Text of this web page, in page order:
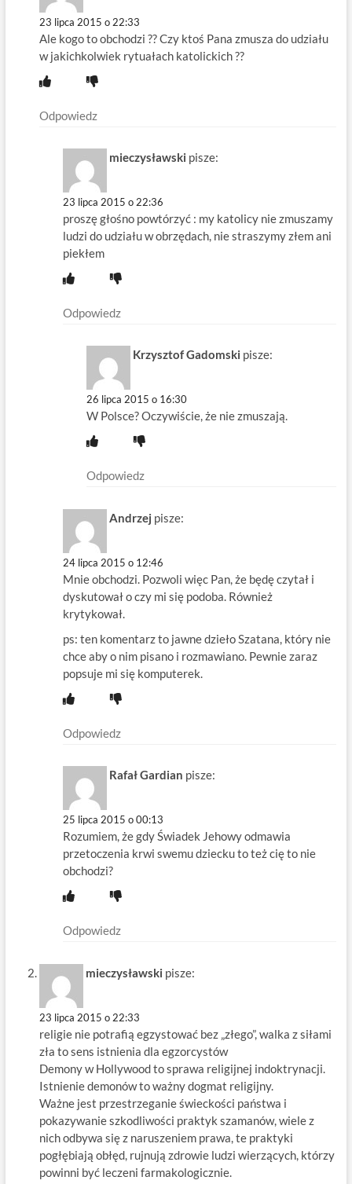
23 lipca 2015 o 22:33
Ale kogo to obchodzi ?? Czy ktoś Pana zmusza do udziału
w jakichkolwiek rytuałach katolickich ??
Odpowiedz
mieczysławski pisze:
23 lipca 2015 o 22:36
proszę głośno powtórzyć : my katolicy nie zmuszamy
ludzi do udziału w obrzędach, nie straszymy złem ani
piekłem
Odpowiedz
Krzysztof Gadomski pisze:
26 lipca 2015 o 16:30
W Polsce? Oczywiście, że nie zmuszają.
Odpowiedz
Andrzej pisze:
24 lipca 2015 o 12:46
Mnie obchodzi. Pozwoli więc Pan, że będę czytał i
dyskutował o czy mi się podoba. Również
krytykował.
ps: ten komentarz to jawne dzieło Szatana, który nie
chce aby o nim pisano i rozmawiano. Pewnie zaraz
popsuje mi się komputerek.
Odpowiedz
Rafał Gardian pisze:
25 lipca 2015 o 00:13
Rozumiem, że gdy Świadek Jehowy odmawia
przetoczenia krwi swemu dziecku to też cię to nie
obchodzi?
Odpowiedz
mieczysławski pisze:
23 lipca 2015 o 22:33
religie nie potrafią egzystować bez „złego”, walka z siłami
zła to sens istnienia dla egzorcystów
Demony w Hollywood to sprawa religijnej indoktrynacji.
Istnienie demonów to ważny dogmat religijny.
Ważne jest przestrzeganie świeckości państwa i
pokazywanie szkodliwości praktyk szamanów, wiele z
nich odbywa się z naruszeniem prawa, te praktyki
pogłębiają obłęd, rujnują zdrowie ludzi wierzących, którzy
powinni być leczeni farmakologicznie.